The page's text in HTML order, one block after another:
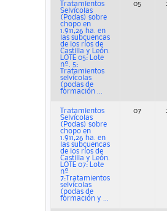
Tratamientos
Selvícolas
(Podas) sobre
chopo en
1.911,26 ha. en
las subcuencas
de los ríos de
Castilla y León.
LOTE 05: Lote
nº. 5:
Tratamientos
selvícolas
(podas de
formación ...
05
Tratamientos
Selvícolas
(Podas) sobre
chopo en
1.911,26 ha. en
las subcuencas
de los ríos de
Castilla y León.
LOTE 07: Lote
nº
7:Tratamientos
selvícolas
(podas de
formación y ...
07